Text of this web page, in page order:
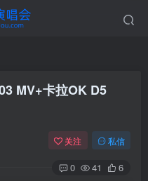
MV+卡拉OK D5
关注 私信
0 41 6